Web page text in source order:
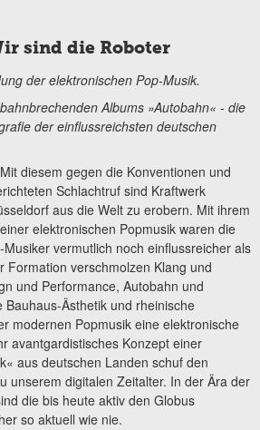
sind die Roboter
der elektronischen Pop-Musik.
Albums »Autobahn« - die
der einflussreichsten deutschen
diesem gegen die Konventionen und
Schlachtruf sind Kraftwerk
aus die Welt zu erobern. Mit ihrem
elektronischen Popmusik waren die
vermutlich noch einflussreicher als
Formation verschmolzen Klang und
und Performance, Autobahn und
Bauhaus-Ästhetik und rheinische
modernen Popmusik eine elektronische
avantgardistisches Konzept einer
aus deutschen Landen schuf den
unserem digitalen Zeitalter. In der Ära der
die bis heute aktiv den Globus
so aktuell wie nie.